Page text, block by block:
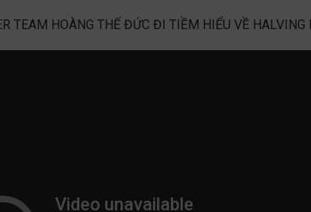
TEAM HOÀNG THẾ ĐỨC ĐI TIỀM HIỂU VỀ